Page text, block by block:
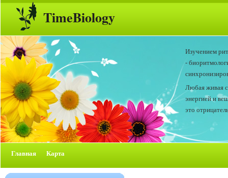
TimeBiology
Изучением
-
Любая живая
энергией и
это
Главная Карта